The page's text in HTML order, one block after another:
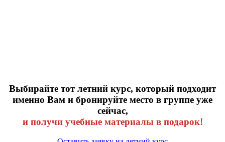
Выбирайте тот летний курс, который подходит
именно Вам и бронируйте место в группе уже
сейчас,
и получи учебные материалы в подарок!